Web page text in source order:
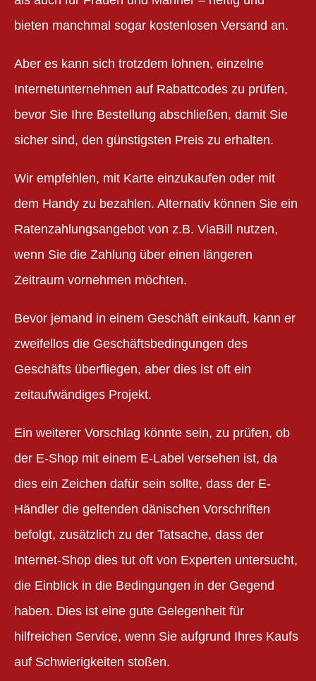
bieten manchmal sogar kostenlosen Versand an.
Aber es kann sich trotzdem lohnen, einzelne
Internetunternehmen auf Rabattcodes zu prüfen,
bevor Sie Ihre Bestellung abschließen, damit Sie
sicher sind, den günstigsten Preis zu erhalten.
Wir empfehlen, mit Karte einzukaufen oder mit
dem Handy zu bezahlen. Alternativ können Sie ein
Ratenzahlungsangebot von z.B. ViaBill nutzen,
wenn Sie die Zahlung über einen längeren
Zeitraum vornehmen möchten.
Bevor jemand in einem Geschäft einkauft, kann er
zweifellos die Geschäftsbedingungen des
Geschäfts überfliegen, aber dies ist oft ein
zeitaufwändiges Projekt.
Ein weiterer Vorschlag könnte sein, zu prüfen, ob
der E-Shop mit einem E-Label versehen ist, da
dies ein Zeichen dafür sein sollte, dass der E-
Händler die geltenden dänischen Vorschriften
befolgt, zusätzlich zu der Tatsache, dass der
Internet-Shop dies tut oft von Experten untersucht,
die Einblick in die Bedingungen in der Gegend
haben. Dies ist eine gute Gelegenheit für
hilfreichen Service, wenn Sie aufgrund Ihres Kaufs
auf Schwierigkeiten stoßen.